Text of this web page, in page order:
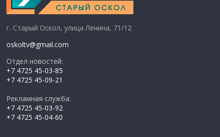
г. Старый Оскол, улица Ленина, 71/12
oskoltv@gmail.com
Отдел новостей:
+7 4725 45-03-85
+7 4725 45-09-21
Рекламная служба:
+7 4725 45-03-92
+7 4725 45-04-60